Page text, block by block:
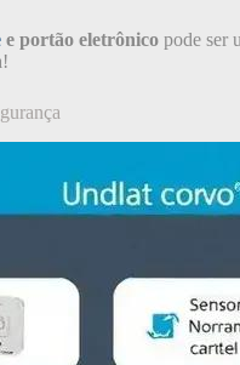
e portão eletrônico pode ser